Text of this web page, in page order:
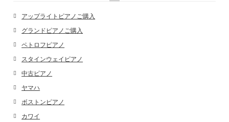
アップライトピアノご購入
グランドピアノご購入
ペトロフピアノ
スタインウェイピアノ
中古ピアノ
ヤマハ
ボストンピアノ
カワイ